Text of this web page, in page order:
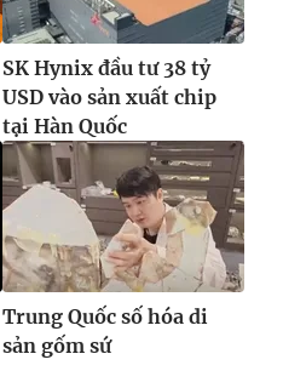
SK Hynix đầu tư 38 tỷ
USD vào sản xuất chip
tại Hàn Quốc
Trung Quốc số hóa di
sản gốm sứ